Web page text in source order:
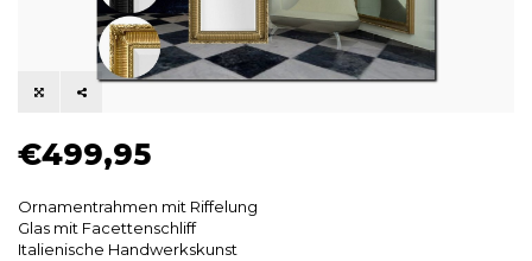
€499,95
Ornamentrahmen mit Riffelung
Glas mit Facettenschliff
Italienische Handwerkskunst